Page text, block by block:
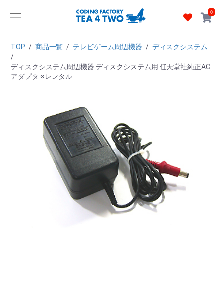
0
TOP / 商品一覧 / テレビゲーム周辺機器 / ディスクシステム
/
ディスクシステム周辺機器 ディスクシステム用 任天堂社純正AC
アダプタ ※レンタル